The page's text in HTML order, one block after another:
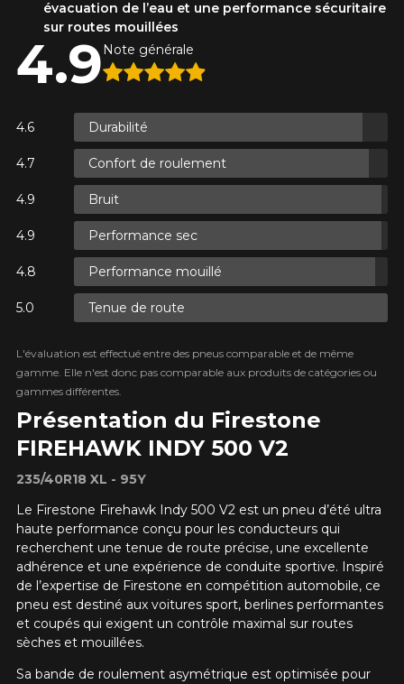
évacuation de l’eau et une performance sécuritaire
sur routes mouillées
Présentation du Firestone
FIREHAWK INDY 500 V2
235/40R18 XL - 95Y
Le Firestone Firehawk Indy 500 V2 est un pneu d’été ultra
haute performance conçu pour les conducteurs qui
recherchent une tenue de route précise, une excellente
adhérence et une expérience de conduite sportive. Inspiré
de l’expertise de Firestone en compétition automobile, ce
pneu est destiné aux voitures sport, berlines performantes
et coupés qui exigent un contrôle maximal sur routes
sèches et mouillées.
Sa bande de roulement asymétrique est optimisée pour
4.9 Note générale
Durabilité
Confort de roulement
Bruit
Performance sec
Performance mouillé
Tenue de route
L'évaluation est effectué entre des pneus comparable et de même
gamme. Elle n'est donc pas comparable aux produits de catégories ou
gammes différentes.